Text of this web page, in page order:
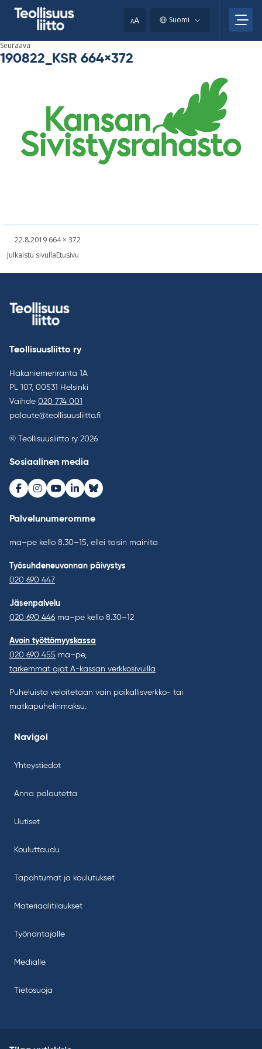
AA Suomi
Seuraava
190822_KSR 664×372
Kirjoitettu
22.8.2019 Täysikokoinen
664 × 372
Artikkelien
Julkaistu sivullaEtusivu
clipboard.)
Teollisuusliitto ry
Hakaniemenranta 1A
PL 107, 00531 Helsinki
Vaihde 020 774 001
palaute@teollisuusliitto.fi
© Teollisuusliitto ry 2026
Sosiaalinen media
Facebook
Instagram
Youtube
LinkedInBluesky
Palvelunumeromme
ma–pe kello 8.30–15, ellei toisin mainita
Työsuhdeneuvonnan päivystys
020 690 447
Jäsenpalvelu
020 690 446 ma–pe kello 8.30–12
Avoin työttömyyskassa
020 690 455 ma–pe,
tarkemmat ajat A-kassan verkkosivuilla
Puheluista veloitetaan vain paikallisverkko- tai
matkapuhelinmaksu.
Navigoi
Yhteystiedot
Anna palautetta
Uutiset
Kouluttaudu
Tapahtumat ja koulutukset
Materiaalitilaukset
Työnantajalle
Medialle
Tietosuoja